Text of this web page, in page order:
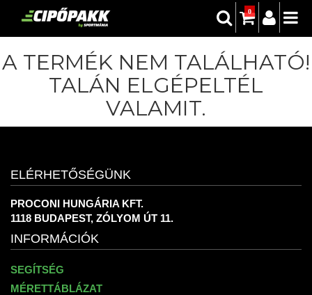
0
A TERMÉK NEM TALÁLHATÓ!
TALÁN ELGÉPELTÉL
VALAMIT.
ELÉRHETŐSÉGÜNK
PROCONI HUNGÁRIA KFT.
1118 BUDAPEST, ZÓLYOM ÚT 11.
INFORMÁCIÓK
SEGÍTSÉG
MÉRETTÁBLÁZAT